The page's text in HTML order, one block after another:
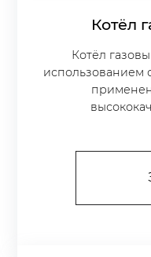
Котёл
Котёл
использованием